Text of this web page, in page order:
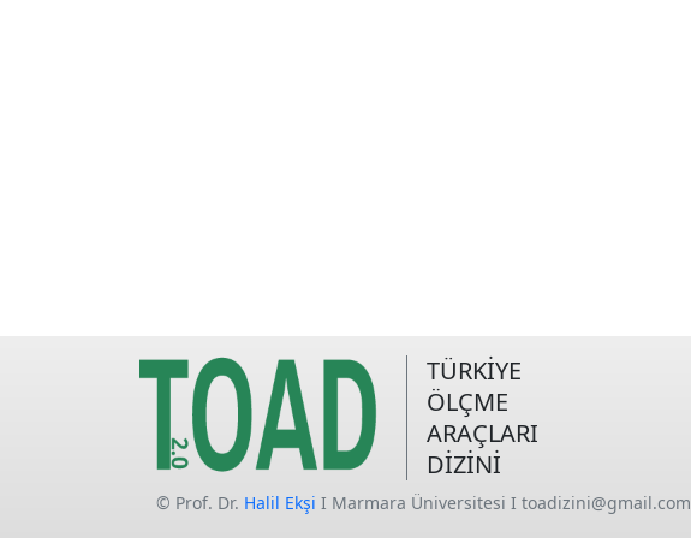
TÜRKİYE
ÖLÇME
ARAÇLARI
DİZİNİ
© Prof. Dr. Halil Ekşi I Marmara Üniversitesi I toadizini@gmail.com